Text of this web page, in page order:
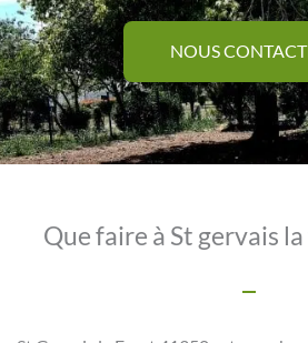
NOUS
Que faire à St gervais